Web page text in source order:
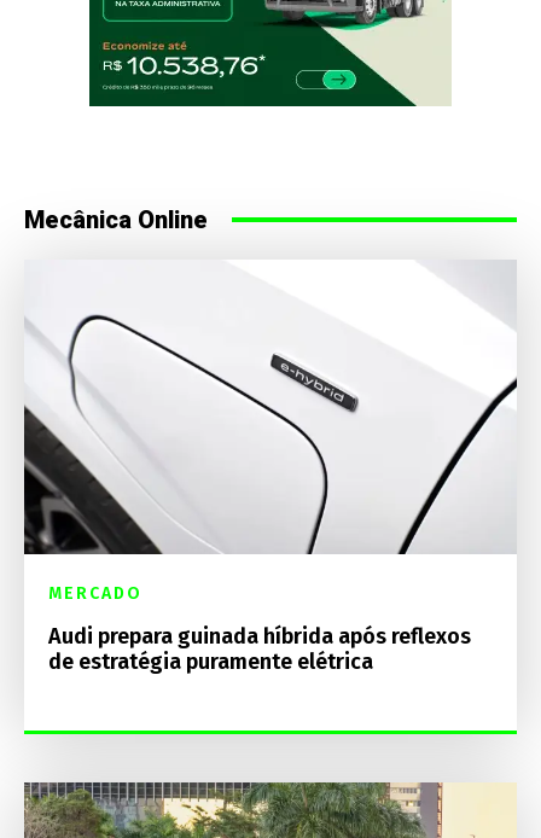
Mecânica Online
MERCADO
Audi prepara guinada híbrida após reflexos
de estratégia puramente elétrica